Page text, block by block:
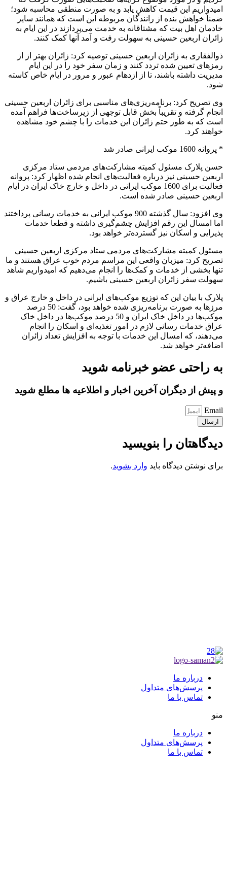
امیدواریم این قیمت کاهش یابد و به صورت منطقی محاسبه شود؛
ضمناً خواهش بنده از رانندگان مربوطه این است که همانند سایر
خادمان اهل بیت که مشتاقانه به خدمت می‌پردازند در این ایام به
زائران اربعین حسینی به سهولت رفت و آمد آنها کمک کنند.
ذوالفقاری به زائران اربعین حسینی توصیه کرد: زائران بهتر از از
رمزهای تعیین شده تردد کنند و زمان سفر خود را در این ایام
مدیریت داشته باشند، تا از ازدهام عبور و مرور در ایام خاص کاسته
شود.
وی تصریح کرد: برنامه‌ریزی‌های مناسبی برای زائران اربعین حسینی
انجام گرفته و تقریباً بخش قابل توجهی از زیرساخت‌ها فراهم آمده
است که به طور حتم زائران این خدمات را با چشم خود مشاهده
خواهند کرد.
* پروانه 1600 موکب ایرانی صادر شد
حسن پلارک مسئول کمیته مشارکت‌های مردمی ستاد مرکزی
اربعین حسینی نیز درباره فعالیت‌های انجام شده اظهار کرد: پروانه
فعالیت برای 1600 موکب ایرانی در داخل و خارج خاک ایران در ایام
اربعین حسینی صادر شده است.
وی افزود: سال گذشته 900 موکب ایرانی به خدمات رسانی پرداختند
اما امسال این رقم افزایش چشم‌گیری داشته و قطعا خدمات
پذیرایی و اسکان نیز گسترده‌تر خواهد بود.
مسئول کمیته مشارکت‌های مردمی ستاد مرکزی اربعین حسینی
تصریح کرد: میزبان واقعی این مراسم مردم خوب عراق هستند و ما
تنها بخشی از خدمات و کمک‌ها را انجام می‌دهیم که امیدواریم شاهد
سهولت سفر زائران اربعین حسینی باشیم.
پلارک با بیان این که توزیع موکب‌های ایرانی در داخل و خارج عراق و
مرزها به صورت برنامه‌ریزی شده خواهد بود، گفت: 50 درصد
موکب‌ها در داخل خاک ایران و 50 درصد موکب‌ها در داخل خاک
عراق خدمات رسانی لازم در امور تغذیه‌ای و اسکان را انجام
می‌دهند، که امسال این خدمات با توجه به افزایش تعداد زائران
اضافه‌تر خواهد شد.
به راحتی عضو خبرنامه شوید
و پیش از دیگران آخرین اخبار و اطلاعیه ها مطلع شوید
Email
ارسال
دیدگاهتان را بنویسید
برای نوشتن دیدگاه باید وارد بشوید.
درباره ما
پرسش‌های متداول
تماس با ما
منو
درباره ما
پرسش‌های متداول
تماس با ما